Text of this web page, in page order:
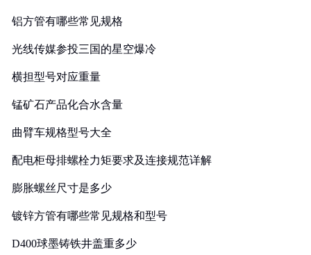
铝方管有哪些常见规格
光线传媒参投三国的星空爆冷
横担型号对应重量
锰矿石产品化合水含量
曲臂车规格型号大全
配电柜母排螺栓力矩要求及连接规范详解
膨胀螺丝尺寸是多少
镀锌方管有哪些常见规格和型号
D400球墨铸铁井盖重多少